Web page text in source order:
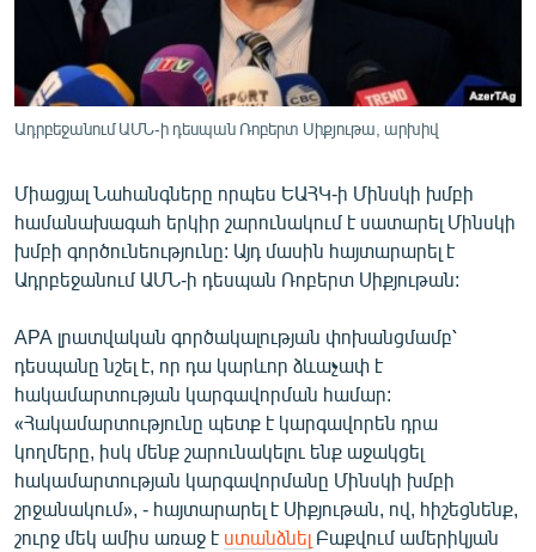
ՍՊՈՐՏ
ՄԵԿՆԱԲԱՆՈՒԹՅՈՒՆ
ԱՐԽԻՎ
ՏԵՍԱՆՅՈՒԹԵՐ
ԲԱՆԱՎԵՃ
ՁԳՏԵԼՈՎ ԼԱՎԱԳՈՒՅՆԻՆ
ՓՈԴՔԱՍԹ
Հայերեն
English
Русский
Ադրբեջանում ԱՄՆ-ի դեսպան Ռոբերտ Սիքյութա, արխիվ
Միացյալ Նահանգները որպես ԵԱՀԿ-ի Մինսկի խմբի
համանախագահ երկիր շարունակում է սատարել Մինսկի
խմբի գործունեությունը: Այդ մասին հայտարարել է
Ադրբեջանում ԱՄՆ-ի դեսպան Ռոբերտ Սիքյութան:
APA լրատվական գործակալության փոխանցմամբ՝
դեսպանը նշել է, որ դա կարևոր ձևաչափ է
հակամարտության կարգավորման համար:
«Հակամարտությունը պետք է կարգավորեն դրա
կողմերը, իսկ մենք շարունակելու ենք աջակցել
հակամարտության կարգավորմանը Մինսկի խմբի
շրջանակում», - հայտարարել է Սիքյութան, ով, հիշեցնենք,
շուրջ մեկ ամիս առաջ է ստանձնել Բաքվում ամերիկյան